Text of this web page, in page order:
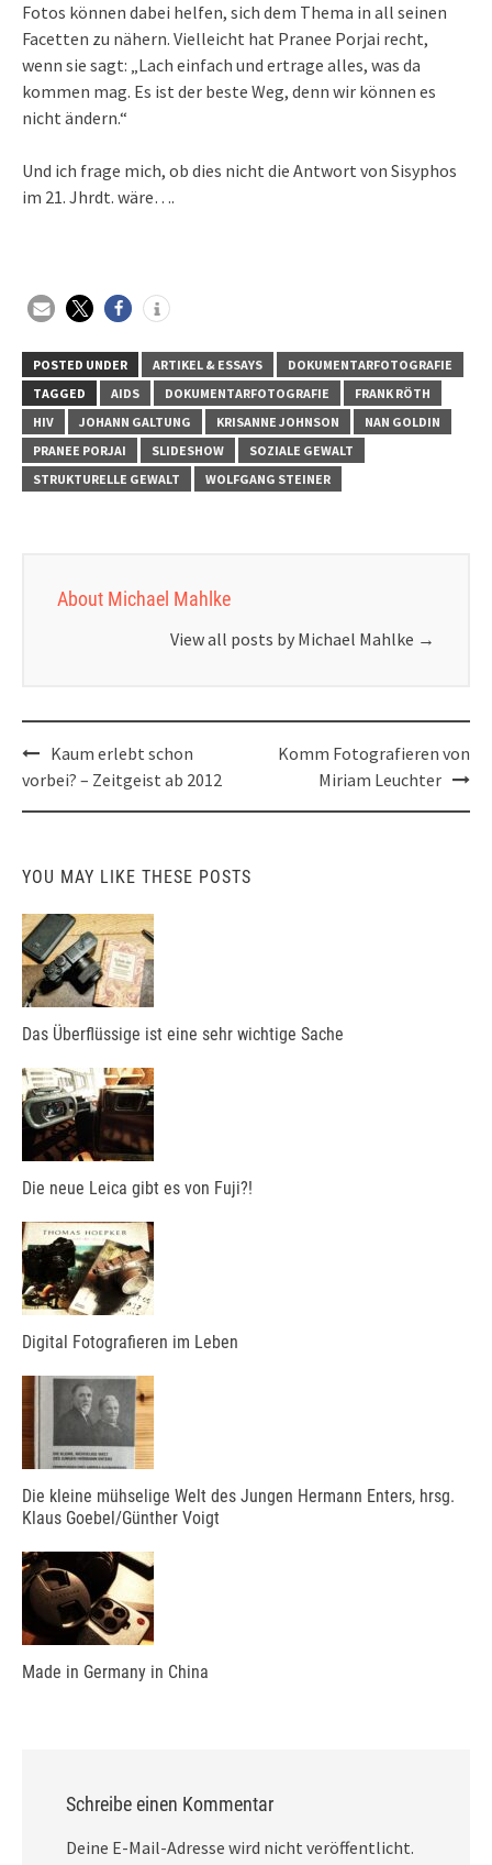
Fotos können dabei helfen, sich dem Thema in all seinen
Facetten zu nähern. Vielleicht hat Pranee Porjai recht,
wenn sie sagt: „Lach einfach und ertrage alles, was da
kommen mag. Es ist der beste Weg, denn wir können es
nicht ändern.“
Und ich frage mich, ob dies nicht die Antwort von Sisyphos
im 21. Jhrdt. wäre….
POSTED UNDER ARTIKEL & ESSAYS
DOKUMENTARFOTOGRAFIE
TAGGED
AIDS DOKUMENTARFOTOGRAFIE
FRANK RÖTH
HIV
JOHANN GALTUNG KRISANNE JOHNSON
NAN GOLDIN
PRANEE PORJAI
SLIDESHOW
SOZIALE GEWALT
STRUKTURELLE GEWALT
WOLFGANG STEINER
About Michael Mahlke
View all posts by Michael Mahlke →
Post
navigation
Kaum erlebt schon
vorbei? – Zeitgeist ab 2012
Komm Fotografieren von
Miriam Leuchter
YOU MAY LIKE THESE POSTS
Das Überflüssige ist eine sehr wichtige Sache
Die neue Leica gibt es von Fuji?!
Digital Fotografieren im Leben
Die kleine mühselige Welt des Jungen Hermann Enters, hrsg.
Klaus Goebel/Günther Voigt
Made in Germany in China
Schreibe einen Kommentar
Deine E-Mail-Adresse wird nicht veröffentlicht.